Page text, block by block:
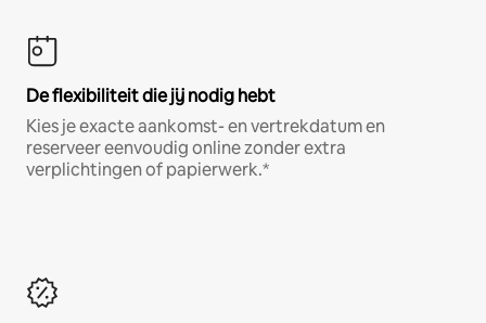
De flexibiliteit die jij nodig hebt
Kies je exacte aankomst- en vertrekdatum en
reserveer eenvoudig online zonder extra
verplichtingen of papierwerk.*